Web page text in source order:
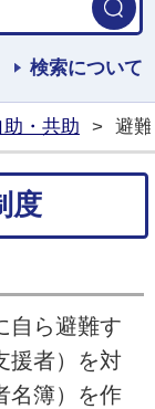
検索について
助・共助 > 避
度
自ら避難す
援者）を対
名簿）を作